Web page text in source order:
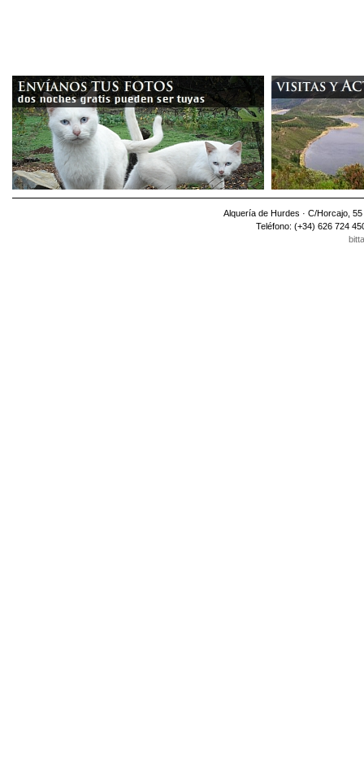
Alquería de Hurdes · C/Horcajo,
Teléfono: (+34) 626 724